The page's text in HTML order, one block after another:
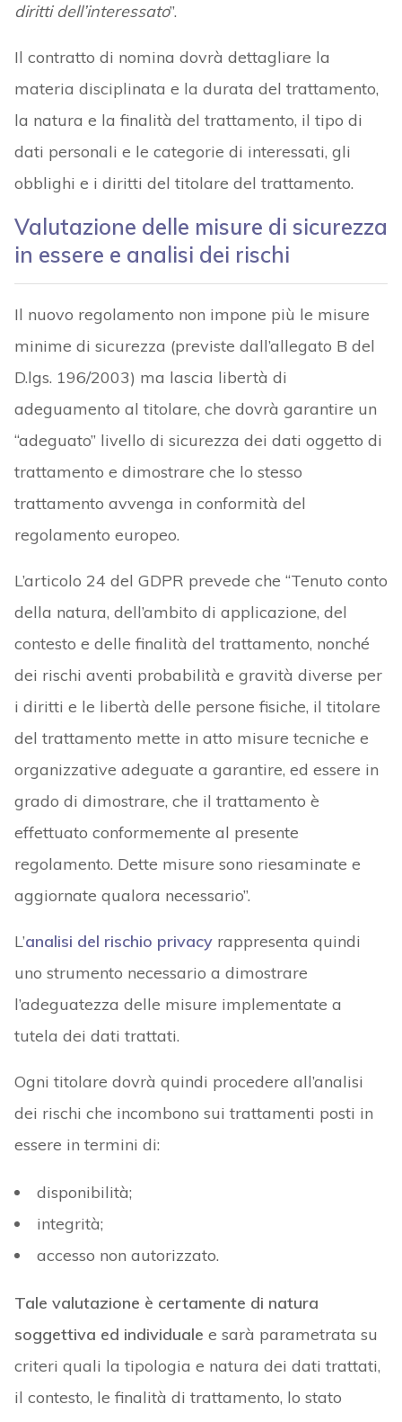
diritti dell’interessato”.
Il contratto di nomina dovrà dettagliare la
materia disciplinata e la durata del trattamento,
la natura e la finalità del trattamento, il tipo di
dati personali e le categorie di interessati, gli
obblighi e i diritti del titolare del trattamento.
Valutazione delle misure di sicurezza
in essere e analisi dei rischi
Il nuovo regolamento non impone più le misure
minime di sicurezza (previste dall’allegato B del
D.lgs. 196/2003) ma lascia libertà di
adeguamento al titolare, che dovrà garantire un
“adeguato” livello di sicurezza dei dati oggetto di
trattamento e dimostrare che lo stesso
trattamento avvenga in conformità del
regolamento europeo.
L’articolo 24 del GDPR prevede che “Tenuto conto
della natura, dell’ambito di applicazione, del
contesto e delle finalità del trattamento, nonché
dei rischi aventi probabilità e gravità diverse per
i diritti e le libertà delle persone fisiche, il titolare
del trattamento mette in atto misure tecniche e
organizzative adeguate a garantire, ed essere in
grado di dimostrare, che il trattamento è
effettuato conformemente al presente
regolamento. Dette misure sono riesaminate e
aggiornate qualora necessario”.
L’analisi del rischio privacyrappresenta quindi
uno strumento necessario a dimostrare
l’adeguatezza delle misure implementate a
tutela dei dati trattati.
Ogni titolare dovrà quindi procedere all’analisi
dei rischi che incombono sui trattamenti posti in
essere in termini di:
disponibilità;
integrità;
accesso non autorizzato.
Tale valutazione è certamente di natura
soggettiva ed individuale e sarà parametrata su
criteri quali la tipologia e natura dei dati trattati,
il contesto, le finalità di trattamento, lo stato